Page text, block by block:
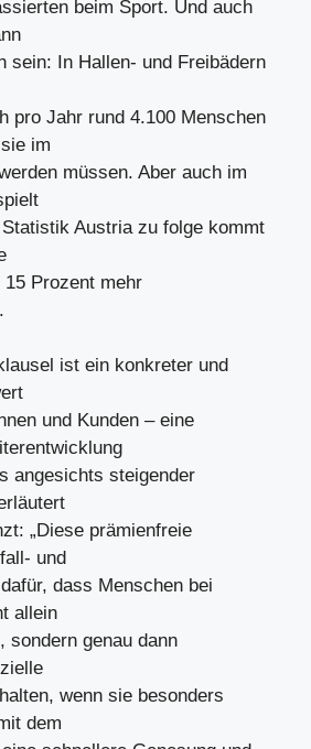
beim Sport. Und auch
sein: In Hallen- und Freibädern
pro Jahr rund 4.100 Menschen
im
müssen. Aber auch im
Austria zu folge kommt
Prozent mehr
ist ein konkreter und
und Kunden – eine
angesichts steigender
„Diese prämienfreie
und
dass Menschen bei
allein
sondern genau dann
wenn sie besonders
dem